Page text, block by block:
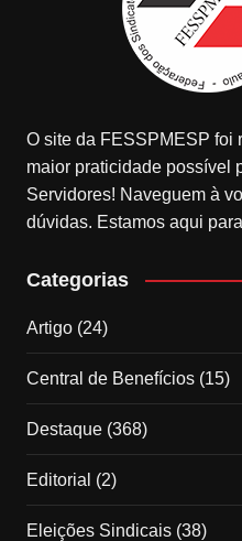
O site da FESSPMESP foi
maior praticidade possível
Servidores! Naveguem à
dúvidas. Estamos aqui
Categorias
Artigo(24)
Central de Benefícios(15)
Destaque(368)
Editorial (2)
Eleições Sindicais(38)